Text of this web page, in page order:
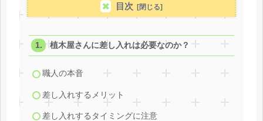
目次
植木屋さんに差し入れは必要なのか？
職人の本音
差し入れするメリット
差し入れするタイミングに注意